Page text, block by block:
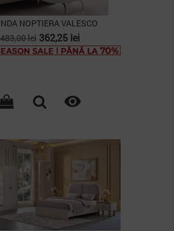
NOPTIERA VALESCO
Pret
483,00 lei Pret
362,25 lei
